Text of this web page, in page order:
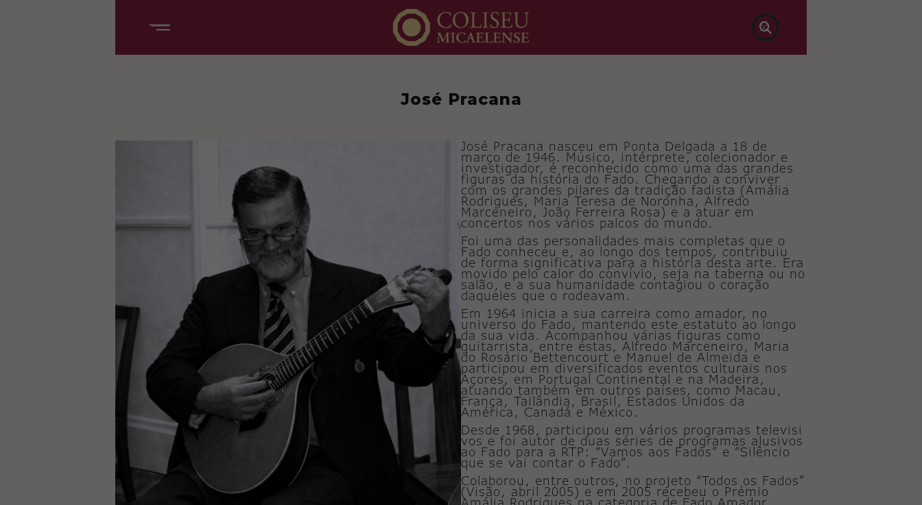

José Pracana
José Pracana nasceu em Ponta Delgada a 18 de
março de 1946. Músico, intérprete, colecionador e
investigador, é reconhecido como uma das grandes
figuras da história do Fado. Chegando a conviver
com os grandes pilares da tradição fadista (Amália
Rodrigues, Maria Teresa de Noronha, Alfredo
Marceneiro, João Ferreira Rosa) e a atuar em
concertos nos vários palcos do mundo.
Foi uma das personalidades mais completas que o
Fado conheceu e, ao longo dos tempos, contribuiu
de forma significativa para a história desta arte. Era
movido pelo calor do convívio, seja na taberna ou no
salão, e a sua humanidade contagiou o coração
daqueles que o rodeavam.
Em 1964 inicia a sua carreira como amador, no
universo do Fado, mantendo este estatuto ao longo
da sua vida. Acompanhou várias figuras como
guitarrista, entre estas, Alfredo Marceneiro, Maria
do Rosário Bettencourt e Manuel de Almeida e
participou em diversificados eventos culturais nos
Açores, em Portugal Continental e na Madeira,
atuando também em outros países, como Macau,
França, Tailândia, Brasil, Estados Unidos da
América, Canadá e México.
Desde 1968, participou em vários programas televisi
vos e foi autor de duas séries de programas alusivos
ao Fado para a RTP: “Vamos aos Fados” e “Silêncio
que se vai contar o Fado”.
Colaborou, entre outros, no projeto “Todos os Fados”
(Visão, abril 2005) e em 2005 recebeu o Prémio